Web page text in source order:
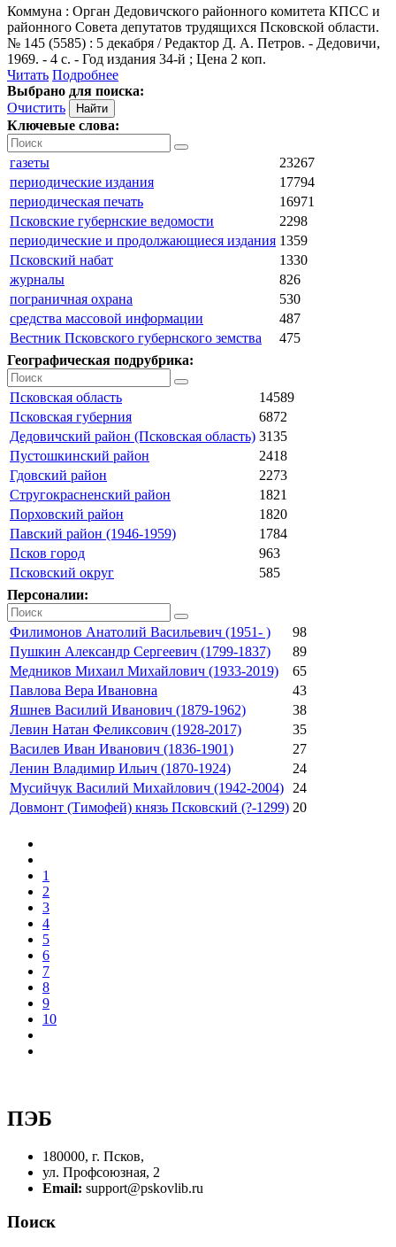
Коммуна : Орган Дедовичского районного комитета КПСС и
районного Совета депутатов трудящихся Псковской области.
№ 145 (5585) : 5 декабря / Редактор Д. А. Петров. - Дедовичи,
1969. - 4 с. - Год издания 34-й ; Цена 2 коп.
Читать Подробнее
Выбрано для поиска:
Очистить
Ключевые слова:
газеты
23267
периодические издания
17794
периодическая печать
16971
Псковские губернские ведомости
2298
периодические и продолжающиеся издания 1359
Псковский набат
1330
журналы
826
пограничная охрана
530
средства массовой информации
487
Вестник Псковского губернского земства
475
Географическая подрубрика:
Псковская область
14589
Псковская губерния
6872
Дедовичский район (Псковская область) 3135
Пустошкинский район
2418
Гдовский район
2273
Стругокрасненский район
1821
Порховский район
1820
Павский район (1946-1959)
1784
Псков город
963
Псковский округ
585
Персоналии:
Филимонов Анатолий Васильевич (1951- )
98
Пушкин Александр Сергеевич (1799-1837)
89
Медников Михаил Михайлович (1933-2019)
65
Павлова Вера Ивановна
43
Яшнев Василий Иванович (1879-1962)
38
Левин Натан Феликсович (1928-2017)
35
Василев Иван Иванович (1836-1901)
27
Ленин Владимир Ильич (1870-1924)
24
Мусийчук Василий Михайлович (1942-2004)
24
Довмонт (Тимофей) князь Псковский (?-1299) 20
1
2
3
4
5
6
7
8
9
10
ПЭБ
180000, г. Псков,
ул. Профсоюзная, 2
Email: support@pskovlib.ru
Поиск